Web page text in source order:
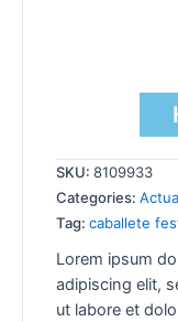
SKU: 8109933
Categories:
Tag: caballete
Lorem ipsum
adipiscing elit,
ut labore et